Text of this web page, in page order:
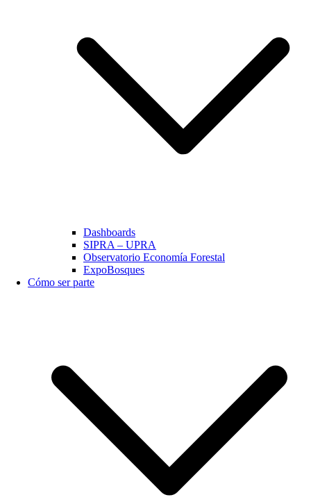
Dashboards
SIPRA – UPRA
Observatorio Economía Forestal
ExpoBosques
Cómo ser parte